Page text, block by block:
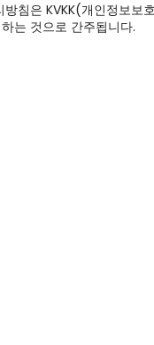
침은 KVKK(개인정보보
는 것으로 간주됩니다.